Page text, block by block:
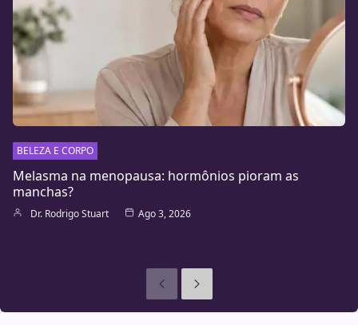
BELEZA E CORPO
Melasma na menopausa: hormônios pioram as
manchas?
Dr. Rodrigo Stuart Ago 3, 2026
AnterioresSeguinte